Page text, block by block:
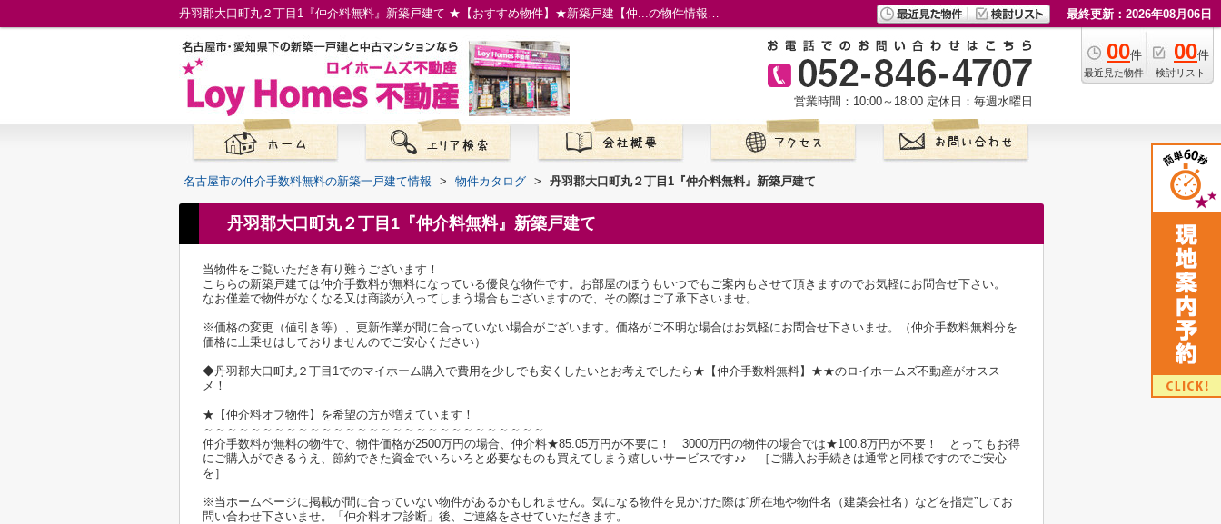
丹羽郡大口町丸２丁目1『仲介料無料』新築戸建て ★【おすすめ物件】★新築戸建【仲...の物件情報／名古屋市の仲介手数料無料の新築一戸建て／ロイホームズ不動産 最終更新：2026年08月06日
00件
最近見た物件
00件
検討リスト
営業時間：10:00～18:00 定休日：毎週水曜日
名古屋市の仲介手数料無料の新築一戸建て情報 > 物件カタログ > 丹羽郡大口町丸２丁目1『仲介料無料』新築戸建て
丹羽郡大口町丸２丁目1『仲介料無料』新築戸建て
当物件をご覧いただき有り難うございます！
こちらの新築戸建ては仲介手数料が無料になっている優良な物件です。お部屋のほうもいつでもご案内もさせて頂きますのでお気軽にお問合せ下さい。
なお僅差で物件がなくなる又は商談が入ってしまう場合もございますので、その際はご了承下さいませ。
※価格の変更（値引き等）、更新作業が間に合っていない場合がございます。価格がご不明な場合はお気軽にお問合せ下さいませ。（仲介手数料無料分を
価格に上乗せはしておりませんのでご安心ください）
◆丹羽郡大口町丸２丁目1でのマイホーム購入で費用を少しでも安くしたいとお考えでしたら★【仲介手数料無料】★★のロイホームズ不動産がオスス
メ！
★【仲介料オフ物件】を希望の方が増えています！
～～～～～～～～～～～～～～～～～～～～～～～～～～～～～
仲介手数料が無料の物件で、物件価格が2500万円の場合、仲介料★85.05万円が不要に！ 3000万円の物件の場合では★100.8万円が不要！ とってもお得
にご購入ができるうえ、節約できた資金でいろいろと必要なものも買えてしまう嬉しいサービスです♪♪ ［ご購入お手続きは通常と同様ですのでご安心
を］
※当ホームページに掲載が間に合っていない物件があるかもしれません。気になる物件を見かけた際は“所在地や物件名（建築会社名）などを指定”してお
問い合わせ下さいませ。「仲介料オフ診断」後、ご連絡をさせていただきます。